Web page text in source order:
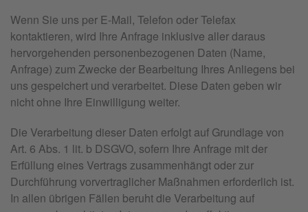
Wenn Sie uns per E-Mail, Telefon oder Telefax
kontaktieren, wird Ihre Anfrage inklusive aller daraus
hervorgehenden personenbezogenen Daten (Name,
Anfrage) zum Zwecke der Bearbeitung Ihres Anliegens bei
uns gespeichert und verarbeitet. Diese Daten geben wir
nicht ohne Ihre Einwilligung weiter.
Die Verarbeitung dieser Daten erfolgt auf Grundlage von
Art. 6 Abs. 1 lit. b DSGVO, sofern Ihre Anfrage mit der
Erfüllung eines Vertrags zusammenhängt oder zur
Durchführung vorvertraglicher Maßnahmen erforderlich ist.
In allen übrigen Fällen beruht die Verarbeitung auf